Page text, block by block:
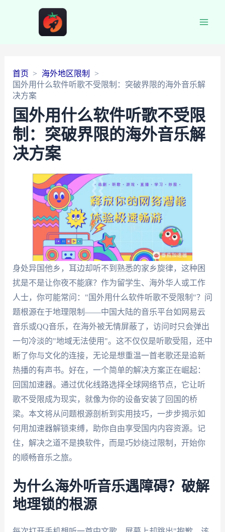
首页
海外地区限制
国外用什么软件听歌不受限制：突破界限的海外音乐解
决方案
国外用什么软件听歌不受限
制：突破界限的海外音乐解
决方案
身处异国他乡，耳边却听不到熟悉的家乡旋律，这种困
扰是不是让你夜不能寐？作为留学生、海外华人或工作
人士，你可能常问："国外用什么软件听歌不受限制"？问
题根源在于地理限制——中国大陆的音乐平台如网易云
音乐或QQ音乐，在海外被无情屏蔽了，访问时只会弹出
一句冷淡的"地域无法使用"。这不仅仅是听歌受阻，还中
断了你与文化的连接，无论是想重温一首老歌还是追新
热播的有声书。好在，一个简单的解决方案正在崛起：
回国加速器。通过优化线路选择全球网络节点，它让听
歌不受限成为现实，就像为你的设备安装了回国的桥
梁。本文将从问题根源剖析到实用技巧，一步步揭示如
何用加速器解锁束缚，助你自由享受国内内容资源。记
住，解决之道不是换软件，而是巧妙绕过限制，开始你
的顺畅音乐之旅。
为什么海外听音乐遇障碍？破解
地理锁的根源